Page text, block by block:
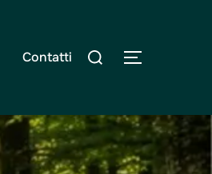
Contatti
Cerca
per:
Apri/